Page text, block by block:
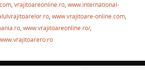
p
p
ză
, vrajitoareonline.ro, www.international-
, www.vrajitoare-online.com,
, www.vrajitoareonline.ro/,